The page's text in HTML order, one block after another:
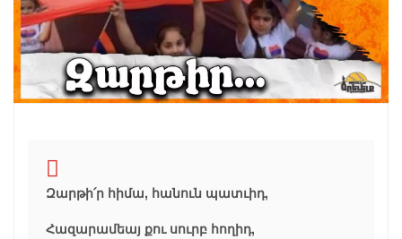
Զարթի՛ր հիմա, հանուն պատւիդ,
Հազարամեայ քու սուրբ հողիդ,